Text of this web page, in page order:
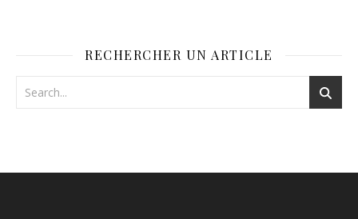
RECHERCHER UN ARTICLE